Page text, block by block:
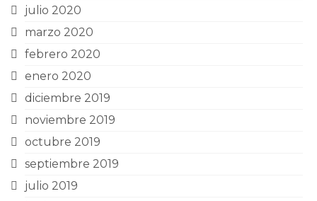
julio 2020
marzo 2020
febrero 2020
enero 2020
diciembre 2019
noviembre 2019
octubre 2019
septiembre 2019
julio 2019